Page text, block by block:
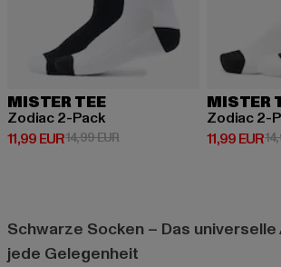
MISTER TEE
Zodiac 2-Pack
11,99 EUR
Derzeitiger Preis: 11,99 EUR
14,99 EURAktionspreis: 14,99 EUR
MISTER
Zodiac 2-
11,99 EUR
Derzeitiger
Schwarze Socken – Das
jede Gelegenheit